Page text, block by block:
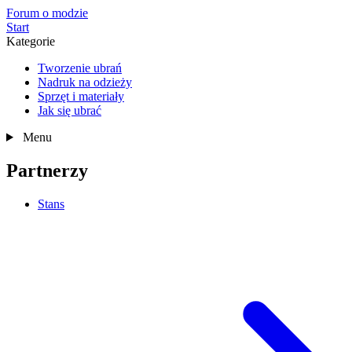
Forum o modzie
Start
Kategorie
Tworzenie ubrań
Nadruk na odzieży
Sprzęt i materiały
Jak się ubrać
Menu
Partnerzy
Stans